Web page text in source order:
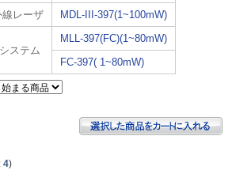
レーザ
MDL-III-397(1~100mW)
ステム
MLL-397(FC)(1~80mW)
FC-397( 1~80mW)
4)